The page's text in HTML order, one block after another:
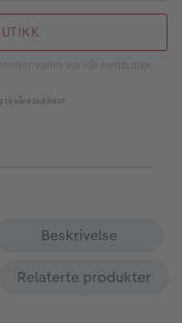
varen via vår nettbutikk.
til våre butikker
Beskrivelse
Relaterte produkter